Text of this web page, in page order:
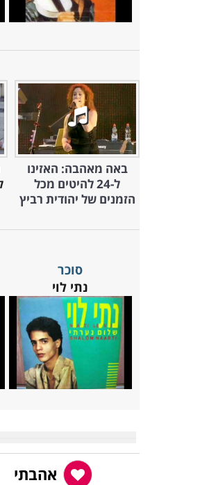
באה מאהבה: האזינו
ל-24 להיטים מכל
הזמנים של יהודית רביץ
סוכר
נתי לוי
אהבתי